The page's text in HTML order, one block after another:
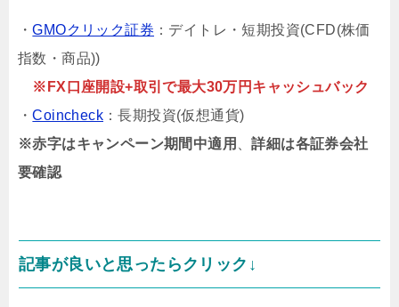
・GMOクリック証券 ：デイトレ・短期投資(CFD(株価
指数・商品))
※FX口座開設+取引で最大30万円キャッシュバック
・Coincheck ：長期投資(仮想通貨)
※赤字はキャンペーン期間中適用
、詳細は各証券会社
要確認
記事が良いと思ったらクリック↓